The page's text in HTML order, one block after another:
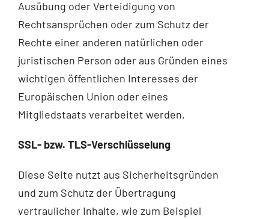
Ausübung oder Verteidigung von
Rechtsansprüchen oder zum Schutz der
Rechte einer anderen natürlichen oder
juristischen Person oder aus Gründen eines
wichtigen öffentlichen Interesses der
Europäischen Union oder eines
Mitgliedstaats verarbeitet werden.
SSL- bzw. TLS-Verschlüsselung
Diese Seite nutzt aus Sicherheitsgründen
und zum Schutz der Übertragung
vertraulicher Inhalte, wie zum Beispiel